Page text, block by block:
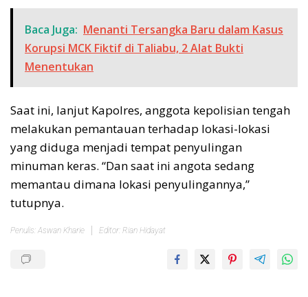
Baca Juga: Menanti Tersangka Baru dalam Kasus
Korupsi MCK Fiktif di Taliabu, 2 Alat Bukti
Menentukan
Saat ini, lanjut Kapolres, anggota kepolisian tengah
melakukan pemantauan terhadap lokasi-lokasi
yang diduga menjadi tempat penyulingan
minuman keras. “Dan saat ini angota sedang
memantau dimana lokasi penyulingannya,”
tutupnya.
Penulis: Aswan Kharie Editor: Rian Hidayat